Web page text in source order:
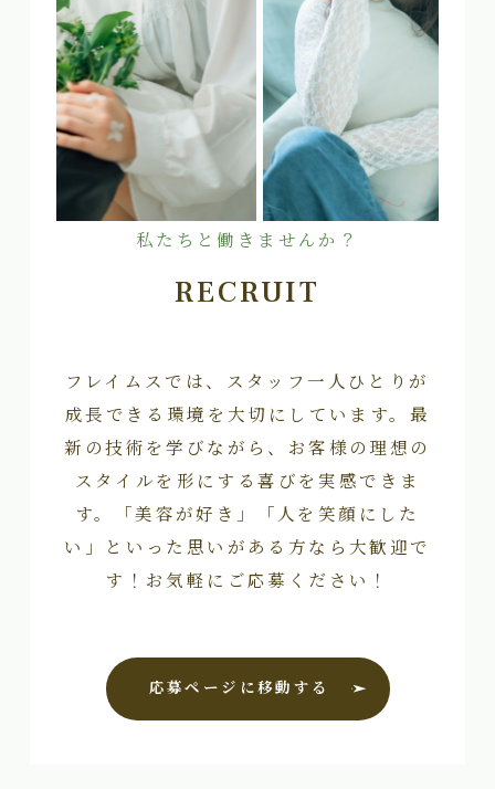
私たちと働きませんか？
RECRUIT
フレイムスでは、スタッフ一人ひとりが
成長できる環境を大切にしています。最
新の技術を学びながら、お客様の理想の
スタイルを形にする喜びを実感できま
す。「美容が好き」「人を笑顔にした
い」といった思いがある方なら大歓迎で
す！お気軽にご応募ください！
応募ページに移動する